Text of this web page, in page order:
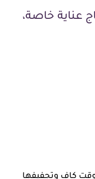
عناية خاصة،
كافٍ وتجفيفها